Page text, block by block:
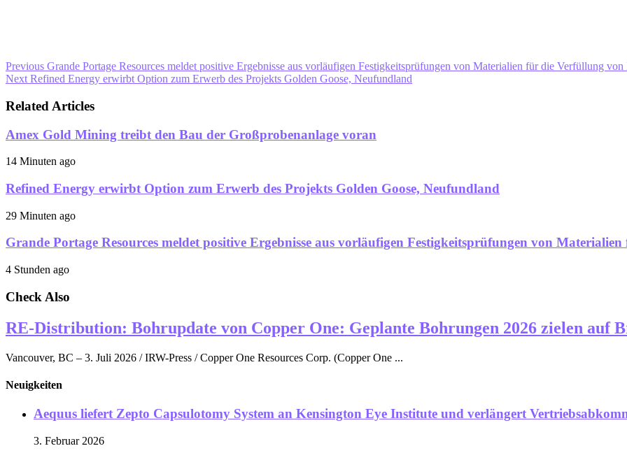
Previous Grande Portage Resources meldet positive Ergebnisse aus vorläufigen Festigkeitsprüfungen von Materialien für die Verfüllung von
Next Refined Energy erwirbt Option zum Erwerb des Projekts Golden Goose, Neufundland
Related Articles
Amex Gold Mining treibt den Bau der Großprobenanlage voran
14 Minuten ago
Refined Energy erwirbt Option zum Erwerb des Projekts Golden Goose, Neufundland
29 Minuten ago
Grande Portage Resources meldet positive Ergebnisse aus vorläufigen Festigkeitsprüfungen von
4 Stunden ago
Check Also
RE-Distribution: Bohrupdate von Copper One: Geplante Bohrungen 2026 zielen auf
Vancouver, BC – 3. Juli 2026 / IRW-Press / Copper One Resources Corp. (Copper One ...
Neuigkeiten
Aequus liefert Zepto Capsulotomy System an Kensington Eye Institute und verlängert
3. Februar 2026